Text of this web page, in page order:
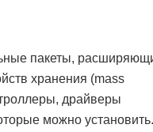
пакеты,
хранения (mass
драйверы
можно установить.